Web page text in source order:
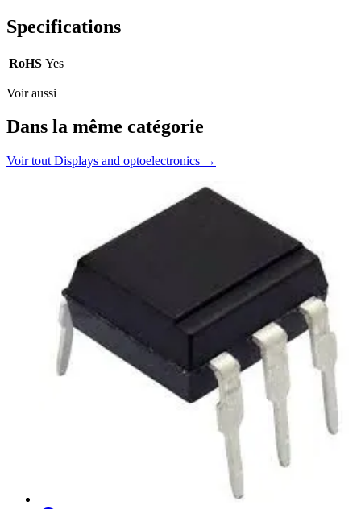
Specifications
RoHS Yes
Voir aussi
Dans la même catégorie
Voir tout Displays and optoelectronics →